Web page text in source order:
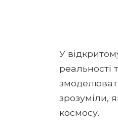
У
реальності
зрозуміли,
космосу.